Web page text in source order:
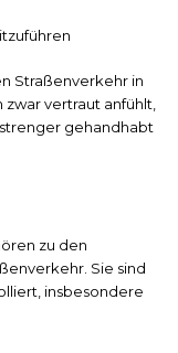
Straßenverkehr in
zwar vertraut anfühlt,
gehandhabt
zu den
Sie sind
insbesondere